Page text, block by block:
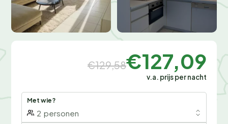
€129,58€127,09
v.a. prijs per nacht
Met wie?
2 personen